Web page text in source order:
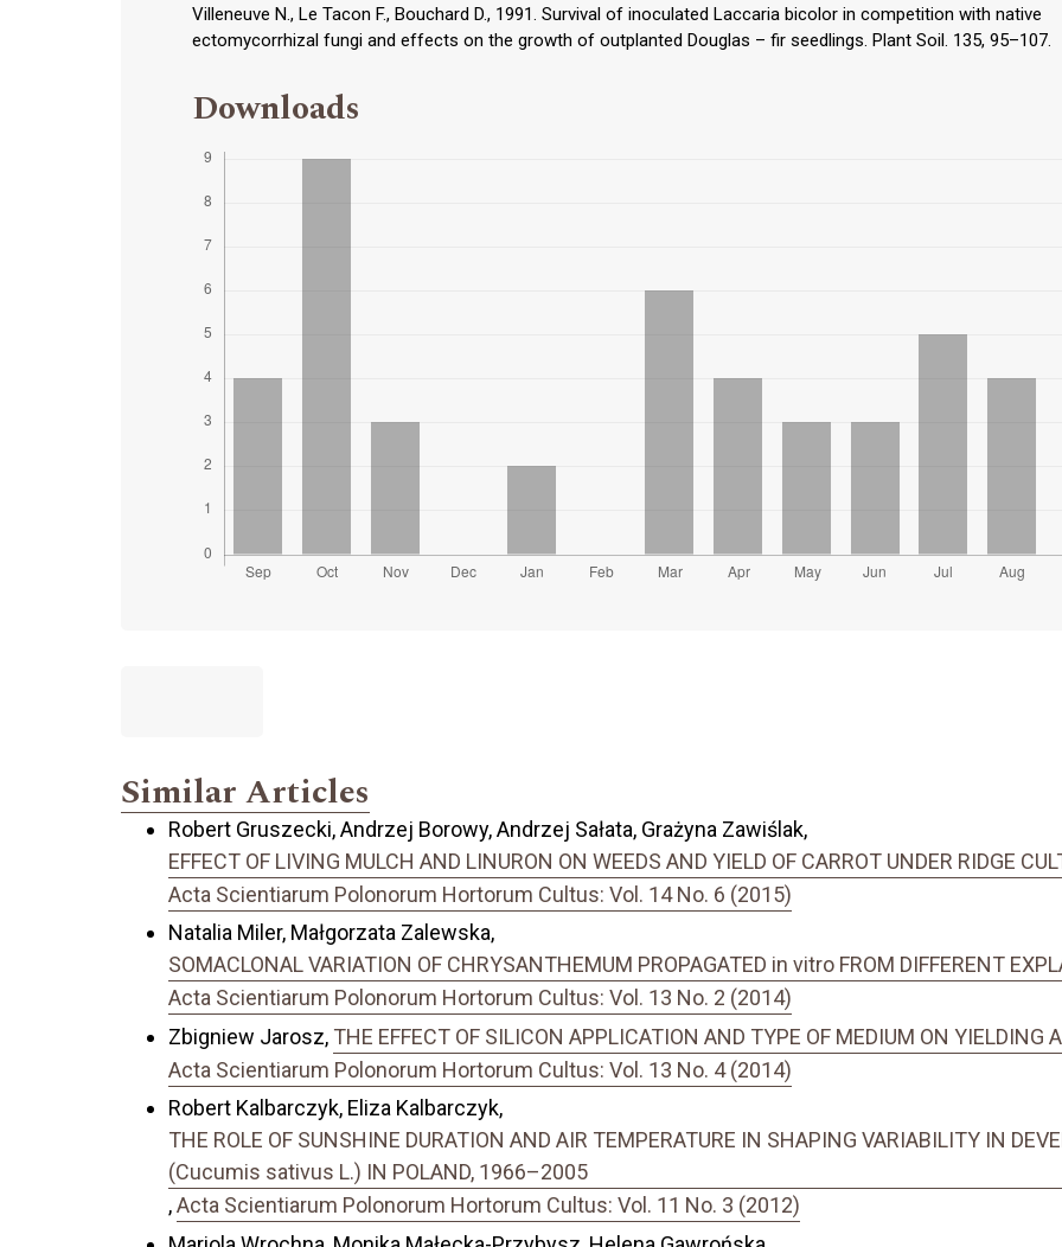
Villeneuve N., Le Tacon F., Bouchard D., 1991. Survival of inoculated Laccaria bicolor in competition with native
ectomycorrhizal fungi and effects on the growth of outplanted Douglas – fir seedlings. Plant Soil. 135, 95–107.
Downloads
Similar Articles
Robert Gruszecki, Andrzej Borowy, Andrzej Sałata, Grażyna Zawiślak,
EFFECT OF LIVING MULCH AND LINURON ON WEEDS AND YIELD OF CARROT UNDER RIDGE
Acta Scientiarum Polonorum Hortorum Cultus: Vol. 14 No. 6 (2015)
Natalia Miler, Małgorzata Zalewska,
SOMACLONAL VARIATION OF CHRYSANTHEMUM PROPAGATED in vitro FROM DIFFERENT
Acta Scientiarum Polonorum Hortorum Cultus: Vol. 13 No. 2 (2014)
Zbigniew Jarosz, THE EFFECT OF SILICON APPLICATION AND TYPE OF MEDIUM ON YIELDING
Acta Scientiarum Polonorum Hortorum Cultus: Vol. 13 No. 4 (2014)
Robert Kalbarczyk, Eliza Kalbarczyk,
THE ROLE OF SUNSHINE DURATION AND AIR TEMPERATURE IN SHAPING VARIABILITY IN
(Cucumis sativus L.) IN POLAND, 1966–2005
,Acta Scientiarum Polonorum Hortorum Cultus: Vol. 11 No. 3 (2012)